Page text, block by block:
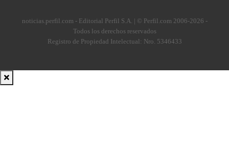
noticias.perfil.com - Editorial Perfil S.A. | © Perfil.com 2006-2026 -
Todos los derechos reservados
Registro de Propiedad Intelectual: Nro. 5346433